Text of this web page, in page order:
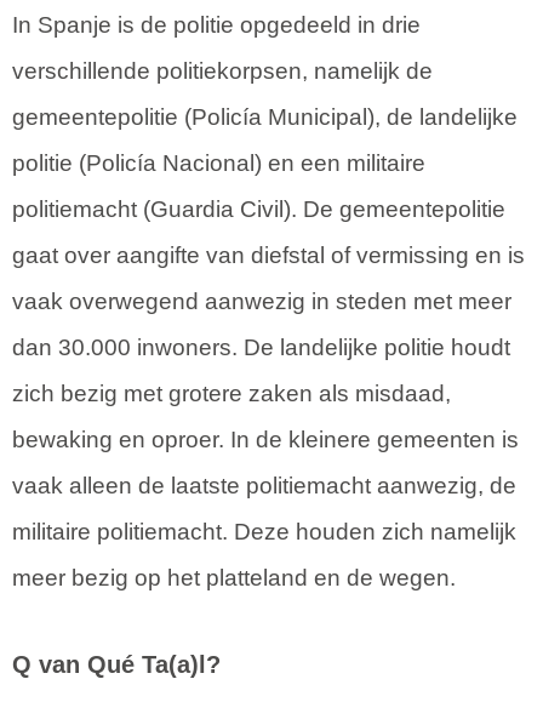
In Spanje is de politie opgedeeld in drie
verschillende politiekorpsen, namelijk de
gemeentepolitie (Policía Municipal), de landelijke
politie (Policía Nacional) en een militaire
politiemacht (Guardia Civil). De gemeentepolitie
gaat over aangifte van diefstal of vermissing en is
vaak overwegend aanwezig in steden met meer
dan 30.000 inwoners. De landelijke politie houdt
zich bezig met grotere zaken als misdaad,
bewaking en oproer. In de kleinere gemeenten is
vaak alleen de laatste politiemacht aanwezig, de
militaire politiemacht. Deze houden zich namelijk
meer bezig op het platteland en de wegen.
Q van Qué Ta(a)l?